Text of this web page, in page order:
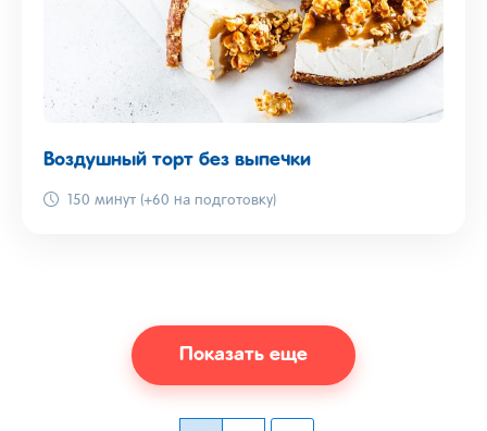
Воздушный торт без выпечки
150 минут (+60 на подготовку)
Показать еще